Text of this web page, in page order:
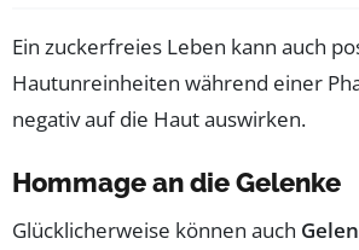
Ein zuckerfreies Leben kann auch
Hautunreinheiten während einer
negativ auf die Haut auswirken.
Hommage an die Gelenke
Glücklicherweise können auch